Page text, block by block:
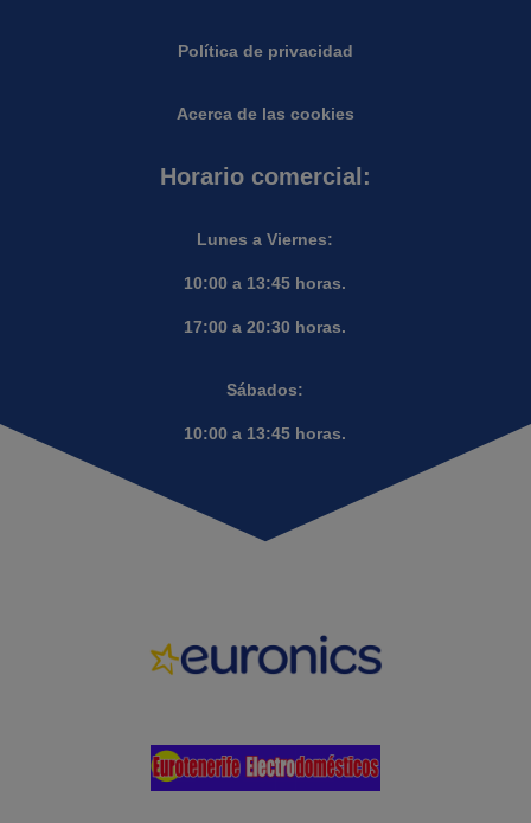
Política de privacidad
Acerca de las cookies
Horario comercial:
Lunes a Viernes:
10:00 a 13:45 horas.
17:00 a 20:30 horas.
Sábados:
10:00 a 13:45 horas.